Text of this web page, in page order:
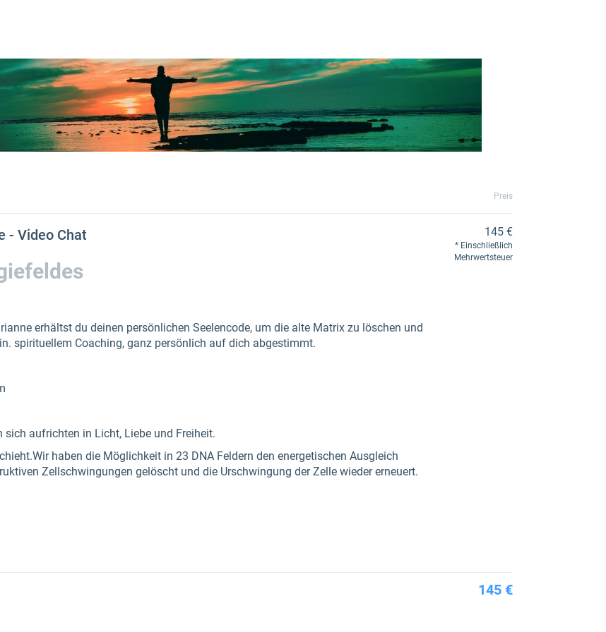
Preis
- Video Chat
erhältst du deinen persönlichen Seelencode, um die alte Matrix zu löschen und
spirituellem Coaching, ganz persönlich auf dich abgestimmt.
sich aufrichten in Licht, Liebe und Freiheit.
haben die Möglichkeit in 23 DNA Feldern den energetischen Ausgleich
Zellschwingungen gelöscht und die Urschwingung der Zelle wieder erneuert.
145 €
Einschließlich
Mehrwertsteuer
145 €